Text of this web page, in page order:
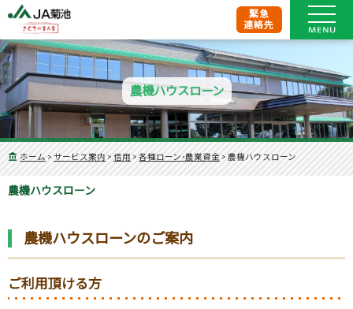
緊急
連絡先
農機ハウスローン
ホーム > サービス案内 > 信用 > 各種ローン･農業資金> 農機ハウスローン
農機ハウスローン
農機ハウスローンのご案内
ご利用頂ける方